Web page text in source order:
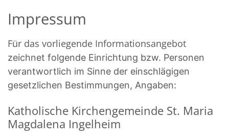
Impressum
Für das vorliegende Informationsangebot
zeichnet folgende Einrichtung bzw. Personen
verantwortlich im Sinne der einschlägigen
gesetzlichen Bestimmungen, Angaben:
Katholische Kirchengemeinde St. Maria
Magdalena Ingelheim